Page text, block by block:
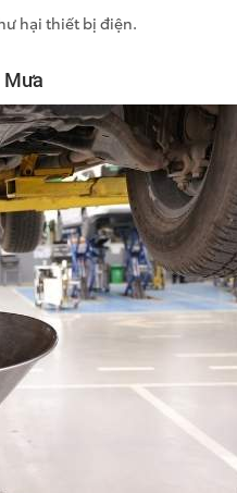
hại thiết bị điện.
Mưa